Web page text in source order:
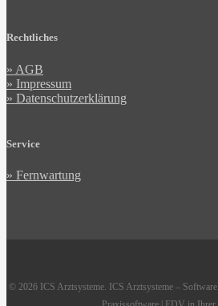
Rechtliches
» AGB
» Impressum
» Datenschutzerklärung
Service
» Fernwartung
© 2026 ICS Arztsysteme. ICS Arztsysteme –